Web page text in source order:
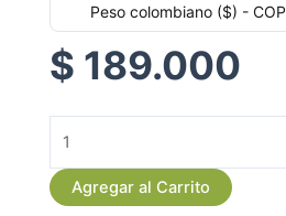
Peso colombiano ($) - COP
$ 189.000
Ramo
de
24
Agregar al Carrito